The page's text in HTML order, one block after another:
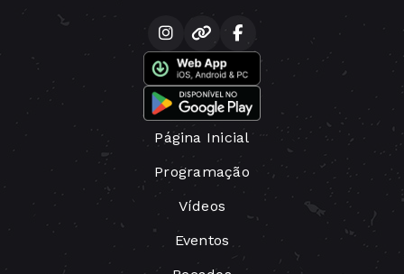
Página Inicial
Programação
Vídeos
Eventos